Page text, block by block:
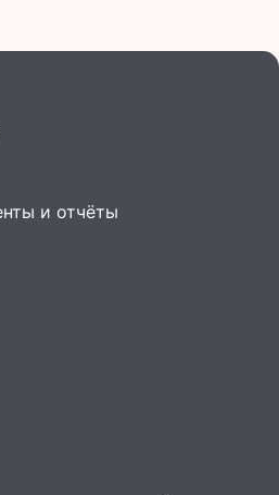
и отчёты